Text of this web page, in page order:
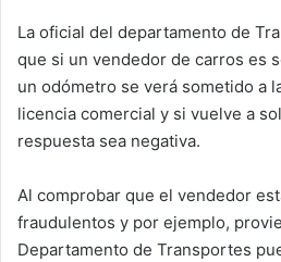
La oficial del departamento de
que si un vendedor de carros es
un odómetro se verá sometido a
licencia comercial y si vuelve a
respuesta sea negativa.
Al comprobar que el vendedor
fraudulentos y por ejemplo,
Departamento de Transportes